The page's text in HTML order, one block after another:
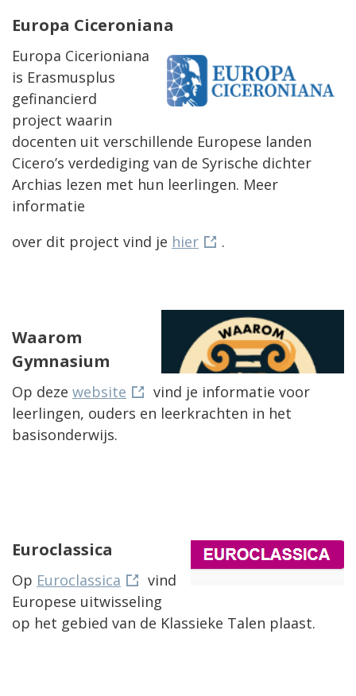
Europa Ciceroniana
Europa Cicerioniana
is Erasmusplus
gefinancierd
project waarin
docenten uit verschillende Europese landen
Cicero’s verdediging van de Syrische dichter
Archias lezen met hun leerlingen. Meer
informatie
over dit project vind je hier .
Waarom
Gymnasium
Op deze website
vind je informatie voor
leerlingen, ouders en leerkrachten in het
basisonderwijs.
Euroclassica
Op Euroclassica
vind
Europese uitwisseling
op het gebied van de Klassieke Talen plaast.